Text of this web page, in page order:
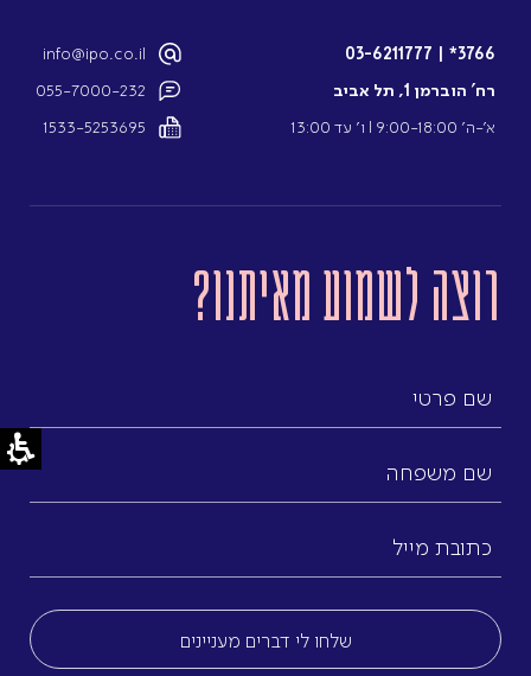
3766*
03-6211777
רח’ הוברמן 1, תל אביב
א’-ה’ 9:00-18:00 l ו’ עד 13:00
info@ipo.co.il
055-7000-232
1533-5253695
רוצה לשמוע מאיתנו?
פרטי
משפחה
מייל